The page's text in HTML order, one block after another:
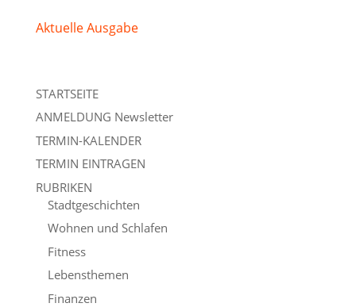
Aktuelle Ausgabe
STARTSEITE
ANMELDUNG Newsletter
TERMIN-KALENDER
TERMIN EINTRAGEN
RUBRIKEN
Stadtgeschichten
Wohnen und Schlafen
Fitness
Lebensthemen
Finanzen